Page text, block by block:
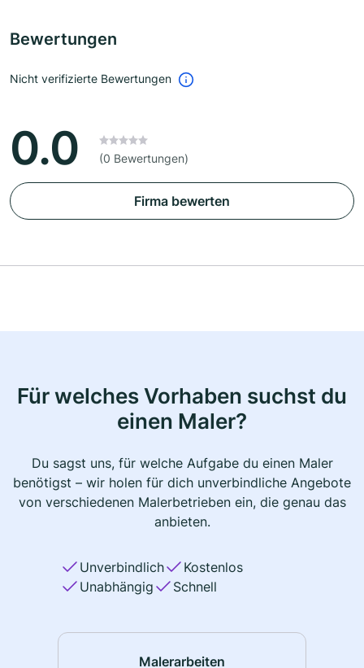
Bewertungen
Nicht verifizierte Bewertungen
0.0 (0 Bewertungen)
Firma bewerten
Für welches Vorhaben suchst du
einen Maler?
Du sagst uns, für welche Aufgabe du einen Maler
benötigst – wir holen für dich unverbindliche Angebote
von verschiedenen Malerbetrieben ein, die genau das
anbieten.
Unverbindlich
Kostenlos
Unabhängig
Schnell
Malerarbeiten